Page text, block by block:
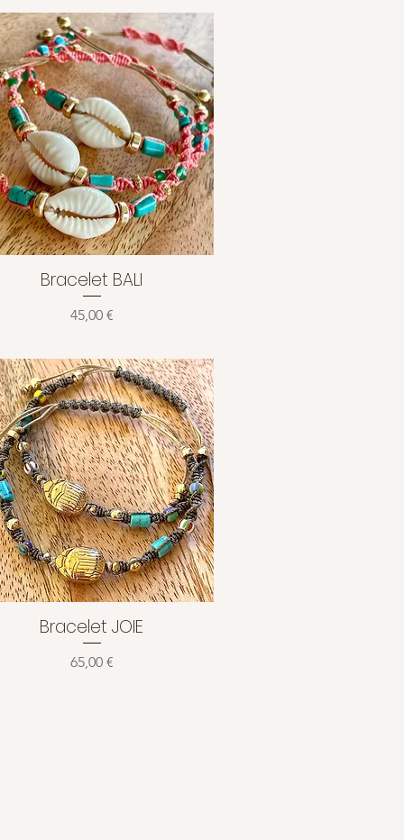
Aperçu rapide
Bracelet BALI
Prix
45,00 €
Aperçu rapide
Bracelet JOIE
Prix
65,00 €